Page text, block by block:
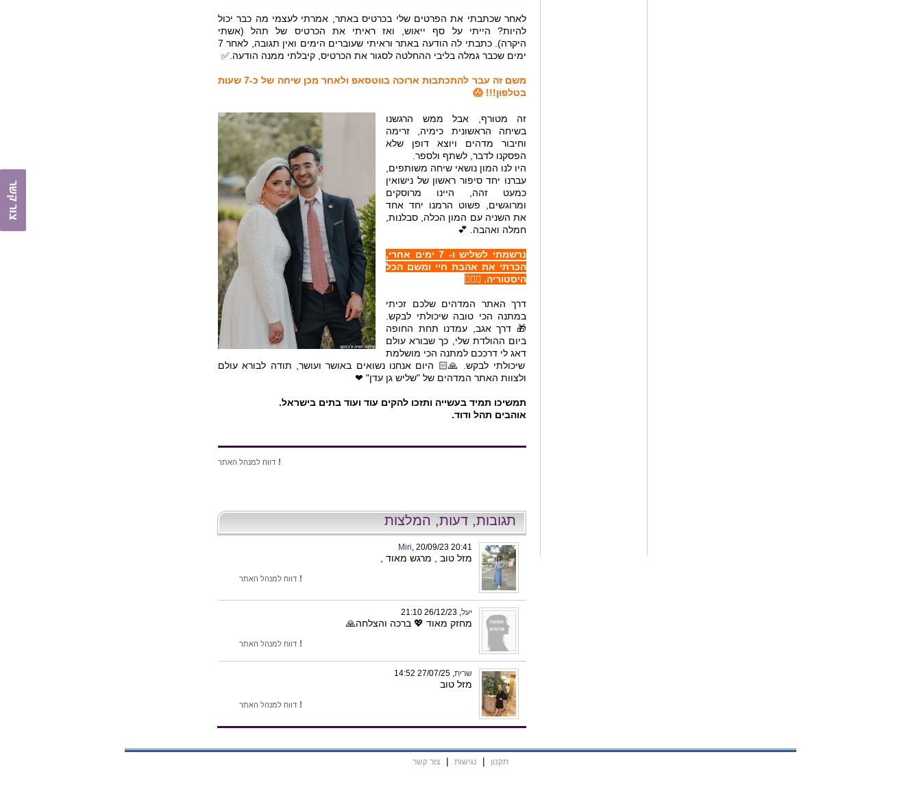
לאחר שכתבתי את הפרטים שלי בכרטיס באתר, אמרתי לעצמי מה כבר יכול
להיות? הייתי על סף ייאוש, ואז ראיתי את הכרטיס של תהל (אשתי
היקרה). כתבתי לה הודעה באתר וראיתי שעוברים הימים ואין תגובה, לאחר 7
ימים שכבר גמלה בליבי ההחלטה לסגור את הכרטיס, קיבלתי ממנה הודעה.✅
משם זה עבר להתכתבות ארוכה בווטסאפ ולאחר מכן שיחה של כ-7 שעות
בטלפון!!! 😱
זה מטורף, אבל ממש הרגשנו
בשיחה הראשונית כימיה, זרימה
וחיבור מדהים ויוצא דופן שלא
הפסקנו לדבר, לשתף ולספר.
היו לנו המון נושאי שיחה משותפים,
עברנו יחד סיפור ראשון של נישואין
כמעט זהה, היינו מרוסקים
ומרוגשים, פשוט הרמנו יחד אחד
את השניה עם המון הכלה, סבלנות,
חמלה ואהבה. 💕
נרשמתי לשליש ו- 7 ימים אחרי,
הכרתי את אהבת חיי ומשם הכל
היסטוריה. 👩‍❤️‍👨
דרך האתר המדהים שלכם זכיתי
במתנה הכי טובה שיכולתי לבקש.
🎁 דרך אגב, עמדנו תחת החופה
ביום ההולדת שלי, כך שבורא עולם
דאג לי דרככם למתנה הכי מושלמת
שיכולתי לבקש. 🙏🏻 היום אנחנו נשואים באושר ועושר, תודה לבורא עולם
ולצוות האתר המדהים של "שליש גן עדן" ❤
תמשיכו תמיד בעשייה ותזכו להקים עוד ועוד בתים בישראל.
אוהבים תהל ודוד.
! דווח למנהל האתר
תגובות, דעות, המלצות
Miri, 20/09/23 20:41
מזל טוב , מרגש מאוד ,
! דווח למנהל האתר
יעל, 26/12/23 21:10
מחזק מאוד 💖 ברכה והצלחה🙏
! דווח למנהל האתר
שרית, 27/07/25 14:52
מזל טוב
! דווח למנהל האתר
תקנון | נגישות | צור קשר
צור קשר